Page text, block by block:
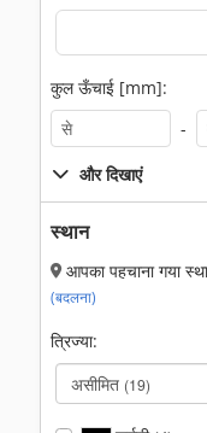
कुल ऊँचाई [mm]:
-
और दिखाएं
स्थान
आपका पहचाना गया
(बदलना)
त्रिज्या:
असीमित (19)